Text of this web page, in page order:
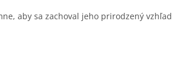
aby sa zachoval jeho prirodzený vzhľad